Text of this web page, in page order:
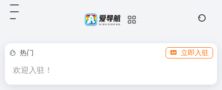
热门 立即入驻
欢迎入驻！